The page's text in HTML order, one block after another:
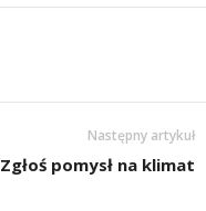
Następny artykuł
Zgłoś pomysł na klimat